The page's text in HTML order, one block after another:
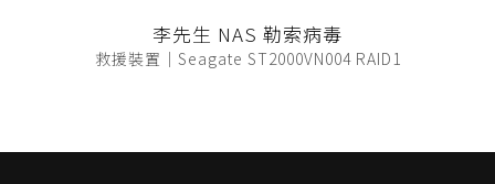
李先生 NAS 勒索病毒
救援裝置｜Seagate ST2000VN004 RAID1